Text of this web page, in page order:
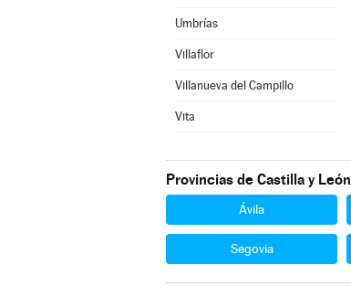
Umbrías
Villaflor
Villanueva del Campillo
Vita
Provincias de Castilla y León
Ávila
Segovia